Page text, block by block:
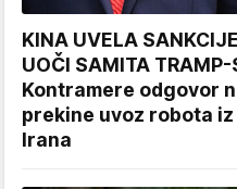
KINA UVELA
UOČI SAMITA
Kontramere odgovor
prekine uvoz robota
Irana